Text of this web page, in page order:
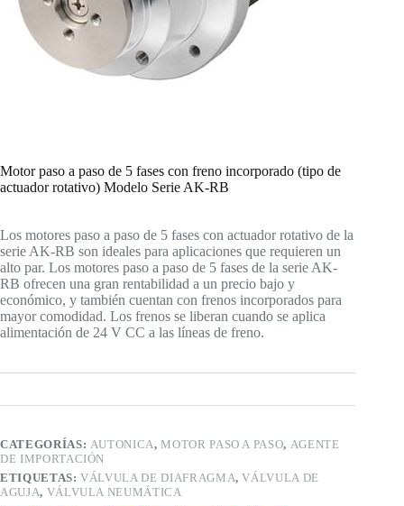
Motor paso a paso de 5 fases con freno incorporado (tipo de
actuador rotativo) Modelo Serie AK-RB
Los motores paso a paso de 5 fases con actuador rotativo de la
serie AK-RB son ideales para aplicaciones que requieren un
alto par. Los motores paso a paso de 5 fases de la serie AK-
RB ofrecen una gran rentabilidad a un precio bajo y
económico, y también cuentan con frenos incorporados para
mayor comodidad. Los frenos se liberan cuando se aplica
alimentación de 24 V CC a las líneas de freno.
CATEGORÍAS: AUTONICA,MOTOR PASO A PASO, AGENTE
DE IMPORTACIÓN
ETIQUETAS:VÁLVULA DE DIAFRAGMA,VÁLVULA DE
AGUJA, VÁLVULA NEUMÁTICA